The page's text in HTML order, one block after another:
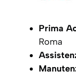
Prima
Roma